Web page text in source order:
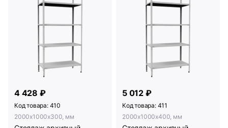
4 428 ₽
Код товара: 410
2000x1000x300, мм
5 012 ₽
Код товара: 411
2000x1000x400, мм